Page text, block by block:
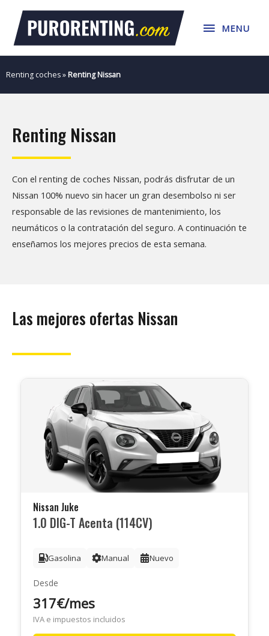
contenido
MENU
MENU
Renting coches»Renting Nissan
Renting Nissan
Con el renting de coches Nissan, podrás disfrutar de un
Nissan 100% nuevo sin hacer un gran desembolso ni ser
responsable de las revisiones de mantenimiento, los
neumáticos o la contratación del seguro. A continuación te
enseñamos los mejores precios de esta semana.
Las mejores ofertas Nissan
Nissan Juke
1.0 DIG-T Acenta (114CV)
Gasolina Manual Nuevo
Desde
317€/mes
IVA e impuestos incluidos